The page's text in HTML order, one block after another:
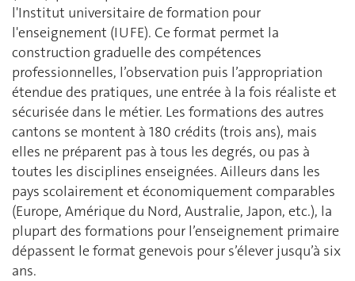
l'Institut universitaire de formation pour
l'enseignement (IUFE). Ce format permet la
construction graduelle des compétences
professionnelles, l’observation puis l’appropriation
étendue des pratiques, une entrée à la fois réaliste et
sécurisée dans le métier. Les formations des autres
cantons se montent à 180 crédits (trois ans), mais
elles ne préparent pas à tous les degrés, ou pas à
toutes les disciplines enseignées. Ailleurs dans les
pays scolairement et économiquement comparables
(Europe, Amérique du Nord, Australie, Japon, etc.), la
plupart des formations pour l’enseignement primaire
dépassent le format genevois pour s’élever jusqu’à six
ans.